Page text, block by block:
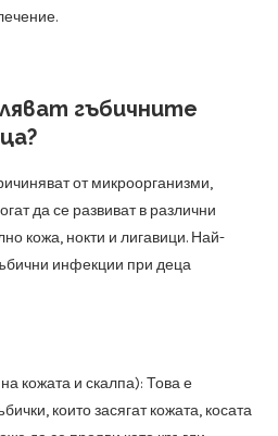
гъбичните
от микроорганизми,
да се развиват в различни
кожа, нокти и лигавици. Най-
инфекции при деца
кожата и скалпа): Това е
които засягат кожата, косата